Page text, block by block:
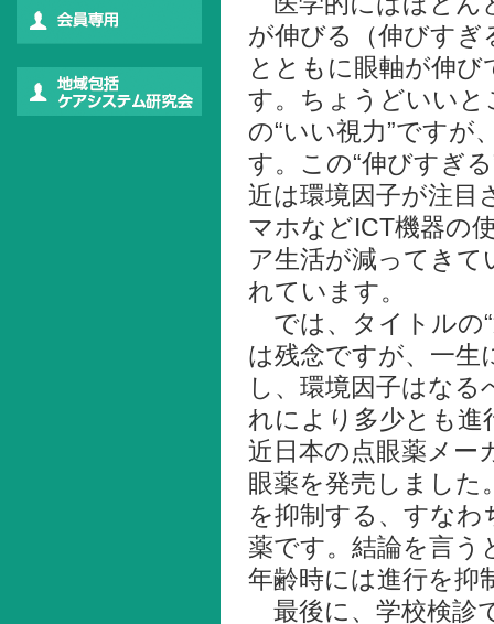
が伸びる（伸びすぎ
とともに眼軸が伸
す。ちょうどいいと
の“いい視力”です
す。この“伸びすぎ
近は環境因子が注目
マホなどICT機器の
ア生活が減ってき
れています。
では、タイトルの
は残念ですが、一
し、環境因子はな
れにより多少とも進
近日本の点眼薬メー
眼薬を発売しました
を抑制する、すな
薬です。結論を言う
年齢時には進行を抑
最後に、学校検診